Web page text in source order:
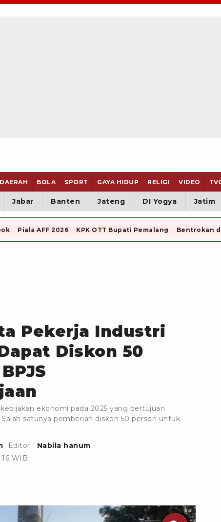
DAERAH BOLA SPORT GAYA HIDUP RELIGI VIDEO
Jabar Banten Jateng DI Yogya Jatim
Piala AFF 2026 KPK OTT Bupati Pemalang Bentrokan
Pekerja Industri
Diskon 50
ekonomi pada 2025 yang bertujuan
satunya pemberian diskon 50 persen untuk
Editor : Nabila hanum
WIB